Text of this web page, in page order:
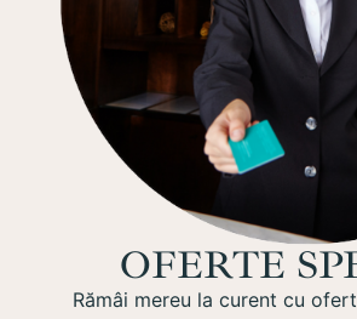
OFERTE
Rămâi mereu la curent cu